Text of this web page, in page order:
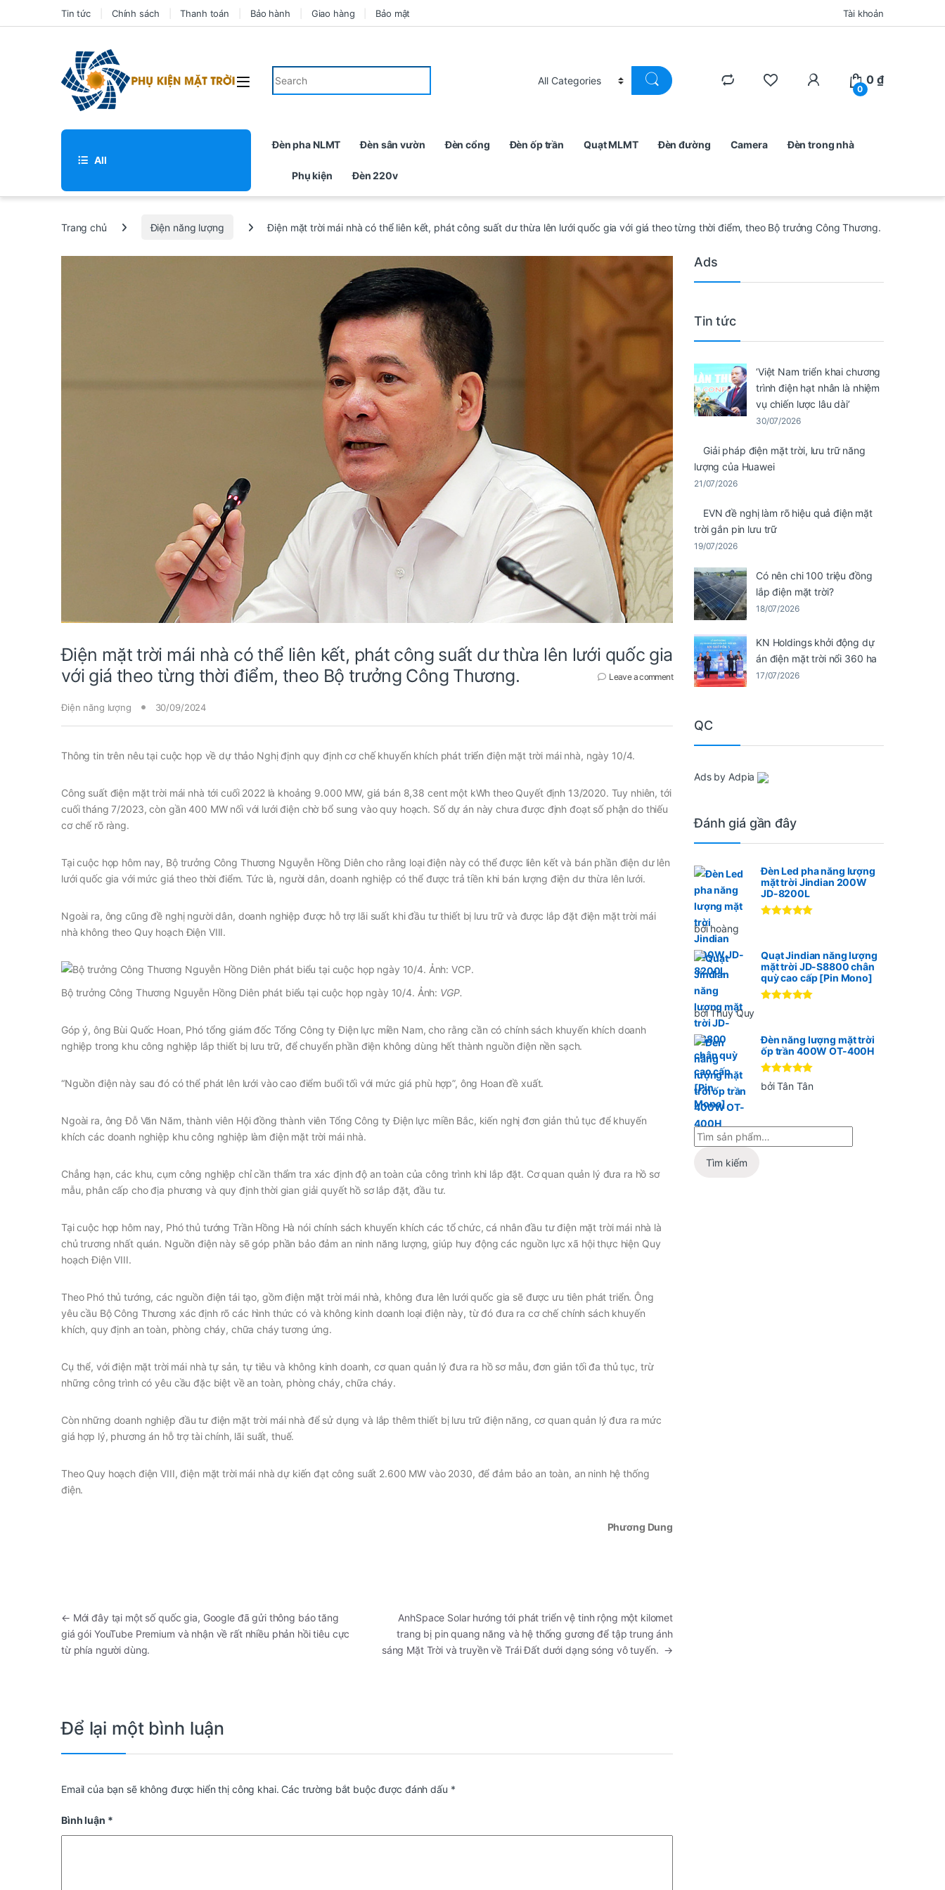
Tin tức Chính sách Thanh toán Bảo hành Giao hàng Bảo mật Tài khoản
0
0₫
All
Đèn pha NLMT Đèn sân vườn Đèn cổng Đèn ốp trần Quạt MLMT Đèn đường Camera Đèn trong nhà
Phụ kiện Đèn 220v
Trang chủ Điện năng lượng Điện mặt trời mái nhà có thể liên kết, phát công suất dư thừa lên lưới quốc gia với giá theo từng thời điểm, theo Bộ trưởng Công Thương.
Điện mặt trời mái nhà có thể liên kết, phát công suất dư thừa lên lưới quốc gia
với giá theo từng thời điểm, theo Bộ trưởng Công Thương.
Leave a comment
Điện năng lượng 30/09/2024
Thông tin trên nêu tại cuộc họp về dự thảo Nghị định quy định cơ chế khuyến khích phát triển điện mặt trời mái nhà, ngày 10/4.
Công suất điện mặt trời mái nhà tới cuối 2022 là khoảng 9.000 MW, giá bán 8,38 cent một kWh theo Quyết định 13/2020. Tuy nhiên, tới
cuối tháng 7/2023, còn gần 400 MW nối với lưới điện chờ bổ sung vào quy hoạch. Số dự án này chưa được định đoạt số phận do thiếu
cơ chế rõ ràng.
Tại cuộc họp hôm nay, Bộ trưởng Công Thương Nguyễn Hồng Diên cho rằng loại điện này có thể được liên kết và bán phần điện dư lên
lưới quốc gia với mức giá theo thời điểm. Tức là, người dân, doanh nghiệp có thể được trả tiền khi bán lượng điện dư thừa lên lưới.
Ngoài ra, ông cũng đề nghị người dân, doanh nghiệp được hỗ trợ lãi suất khi đầu tư thiết bị lưu trữ và được lắp đặt điện mặt trời mái
nhà không theo Quy hoạch Điện VIII.
Bộ trưởng Công Thương Nguyễn Hồng Diên phát biểu tại cuộc họp ngày 10/4. Ảnh: VGP.
Góp ý, ông Bùi Quốc Hoan, Phó tổng giám đốc Tổng Công ty Điện lực miền Nam, cho rằng cần có chính sách khuyến khích doanh
nghiệp trong khu công nghiệp lắp thiết bị lưu trữ, để chuyển phần điện không dùng hết thành nguồn điện nền sạch.
“Nguồn điện này sau đó có thể phát lên lưới vào cao điểm buổi tối với mức giá phù hợp”, ông Hoan đề xuất.
Ngoài ra, ông Đỗ Văn Năm, thành viên Hội đồng thành viên Tổng Công ty Điện lực miền Bắc, kiến nghị đơn giản thủ tục để khuyến
khích các doanh nghiệp khu công nghiệp làm điện mặt trời mái nhà.
Chẳng hạn, các khu, cụm công nghiệp chỉ cần thẩm tra xác định độ an toàn của công trình khi lắp đặt. Cơ quan quản lý đưa ra hồ sơ
mẫu, phân cấp cho địa phương và quy định thời gian giải quyết hồ sơ lắp đặt, đầu tư.
Tại cuộc họp hôm nay, Phó thủ tướng Trần Hồng Hà nói chính sách khuyến khích các tổ chức, cá nhân đầu tư điện mặt trời mái nhà là
chủ trương nhất quán. Nguồn điện này sẽ góp phần bảo đảm an ninh năng lượng, giúp huy động các nguồn lực xã hội thực hiện Quy
hoạch Điện VIII.
Theo Phó thủ tướng, các nguồn điện tái tạo, gồm điện mặt trời mái nhà, không đưa lên lưới quốc gia sẽ được ưu tiên phát triển. Ông
yêu cầu Bộ Công Thương xác định rõ các hình thức có và không kinh doanh loại điện này, từ đó đưa ra cơ chế chính sách khuyến
khích, quy định an toàn, phòng cháy, chữa cháy tương ứng.
Cụ thể, với điện mặt trời mái nhà tự sản, tự tiêu và không kinh doanh, cơ quan quản lý đưa ra hồ sơ mẫu, đơn giản tối đa thủ tục, trừ
những công trình có yêu cầu đặc biệt về an toàn, phòng cháy, chữa cháy.
Còn những doanh nghiệp đầu tư điện mặt trời mái nhà để sử dụng và lắp thêm thiết bị lưu trữ điện năng, cơ quan quản lý đưa ra mức
giá hợp lý, phương án hỗ trợ tài chính, lãi suất, thuế.
Theo Quy hoạch điện VIII, điện mặt trời mái nhà dự kiến đạt công suất 2.600 MW vào 2030, để đảm bảo an toàn, an ninh hệ thống
điện.
Phương Dung
← Mới đây tại một số quốc gia, Google đã gửi thông báo tăng
giá gói YouTube Premium và nhận về rất nhiều phản hồi tiêu cực
từ phía người dùng.
AnhSpace Solar hướng tới phát triển vệ tinh rộng một kilomet
trang bị pin quang năng và hệ thống gương để tập trung ánh
sáng Mặt Trời và truyền về Trái Đất dưới dạng sóng vô tuyến. →
Để lại một bình luận
Email của bạn sẽ không được hiển thị công khai. Các trường bắt buộc được đánh dấu *
Bình luận *
Ads
Tin tức
‘Việt Nam triển khai chương
trình điện hạt nhân là nhiệm
vụ chiến lược lâu dài’
30/07/2026
Giải pháp điện mặt trời, lưu trữ năng
lượng của Huawei
21/07/2026
EVN đề nghị làm rõ hiệu quả điện mặt
trời gắn pin lưu trữ
19/07/2026
Có nên chi 100 triệu đồng
lắp điện mặt trời?
18/07/2026
KN Holdings khởi động dự
án điện mặt trời nổi 360 ha
17/07/2026
QC
Ads by Adpia
Đánh giá gần đây
Đèn Led pha năng lượng
mặt trời Jindian 200W
JD-8200L
bởi hoàng
Quạt Jindian năng lượng
mặt trời JD-S8800 chân
quỳ cao cấp [Pin Mono]
bởi Thúy Quy
Đèn năng lượng mặt trời
ốp trần 400W OT-400H
Được xếp
hạng 55
bởi Tân Tân
Tìm kiếm